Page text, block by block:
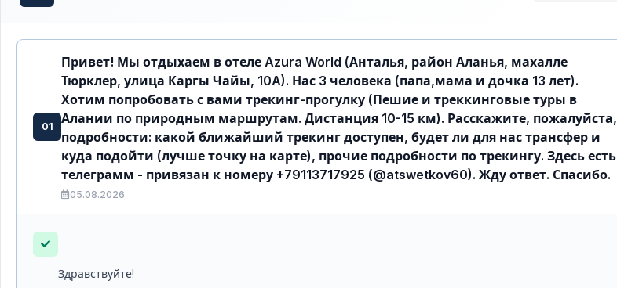
01
Привет! Мы отдыхаем в отеле Azura World (Анталья, район Аланья, махалле
Тюрклер, улица Каргы Чайы, 10A). Нас 3 человека (папа,мама и дочка 13 лет).
Хотим попробовать с вами трекинг-прогулку (Пешие и треккинговые туры в
Алании по природным маршрутам. Дистанция 10-15 км). Расскажите, пожалуйста,
подробности: какой ближайший трекинг доступен, будет ли для нас трансфер и
куда подойти (лучше точку на карте), прочие подробности по трекингу. Здесь есть
телеграмм - привязан к номеру +79113717925 (@atswetkov60). Жду ответ. Спасибо.
05.08.2026
Здравствуйте!